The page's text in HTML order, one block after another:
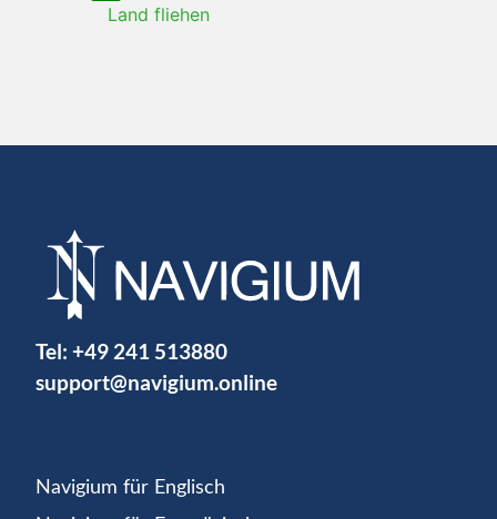
Land fliehen
Tel: +49 241 513880
support@navigium.online
Navigium für Englisch